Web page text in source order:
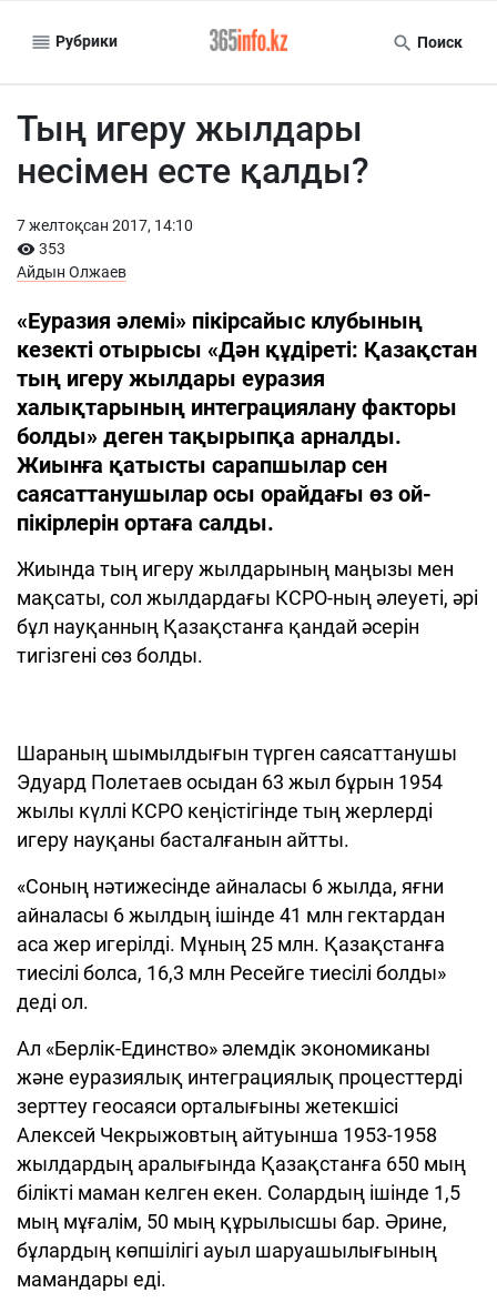
Рубрики Поиск
Тың игеру жылдары
несімен есте қалды?
7 желтоқсан 2017, 14:10
353
Айдын Олжаев
«Еуразия әлемі» пікірсайыс клубының
кезекті отырысы «Дән құдіреті: Қазақстан
тың игеру жылдары еуразия
халықтарының интеграциялану факторы
болды» деген тақырыпқа арналды.
Жиынға қатысты сарапшылар сен
саясаттанушылар осы орайдағы өз ой-
пікірлерін ортаға салды.
Жиында тың игеру жылдарының маңызы мен
мақсаты, сол жылдардағы КСРО-ның әлеуеті, әрі
бұл науқанның Қазақстанға қандай әсерін
тигізгені сөз болды.
Шараның шымылдығын түрген саясаттанушы
Эдуард Полетаев осыдан 63 жыл бұрын 1954
жылы күллі КСРО кеңістігінде тың жерлерді
игеру науқаны басталғанын айтты.
«Соның нәтижесінде айналасы 6 жылда, яғни
айналасы 6 жылдың ішінде 41 млн гектардан
аса жер игерілді. Мұның 25 млн. Қазақстанға
тиесілі болса, 16,3 млн Ресейге тиесілі болды»
деді ол.
Ал «Берлік-Единство» әлемдік экономиканы
және еуразиялық интеграциялық процесттерді
зерттеу геосаяси орталығыны жетекшісі
Алексей Чекрыжовтың айтуынша 1953-1958
жылдардың аралығында Қазақстанға 650 мың
білікті маман келген екен. Солардың ішінде 1,5
мың мұғалім, 50 мың құрылысшы бар. Әрине,
бұлардың көпшілігі ауыл шаруашылығының
мамандары еді.